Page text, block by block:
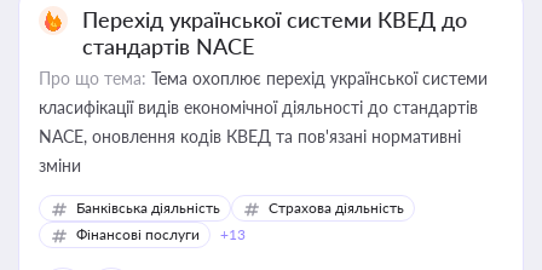
Перехід української системи КВЕД до
стандартів NACE
Про що тема: Тема охоплює перехід української системи
класифікації видів економічної діяльності до стандартів
NACE, оновлення кодів КВЕД та пов'язані нормативні
зміни
Банківська діяльність
Страхова діяльність
Фінансові послуги
+13